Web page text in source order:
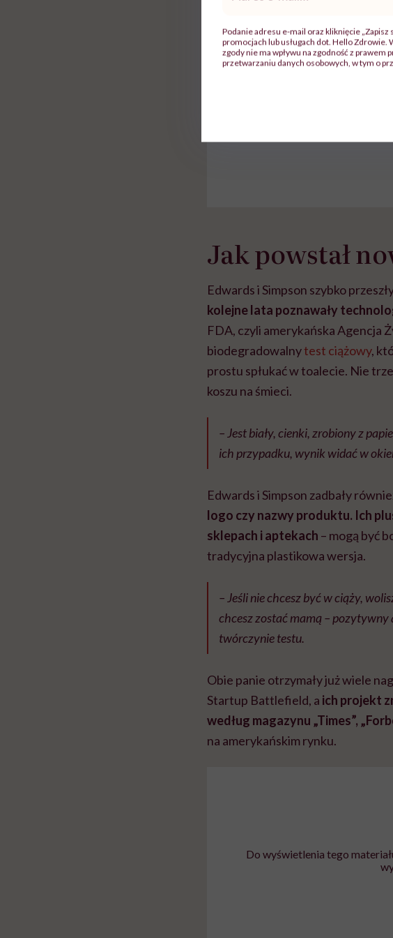
Do wyświetlenia tego
Jak powstał
Edwards i Simpson szybko
kolejne lata poznawały
FDA, czyli amerykańska Agencja
biodegradowalnytest ciążowy,
prostu spłukać w toalecie. Nie
koszu na śmieci.
– Jest biały, cienki, zrobiony z
ich przypadku, wynik widać w
Edwards i Simpson zadbały
logo czy nazwy produktu. Ich
sklepach i aptekach – mogą być
tradycyjna plastikowa wersja.
– Jeśli nie chcesz być w ciąży,
chcesz zostać mamą –
twórczynie testu.
Obie panie otrzymały już wiele
Startup Battlefield, a ich projekt
według magazynu „Times”,
na amerykańskim rynku.
Do wyświetlenia tego
mail*
Podanie adresu e-mail oraz kliknięcie
promocjach lub usługach dot. Hello
zgody nie ma wpływu na zgodność z
przetwarzaniu danych osobowych, w tym o